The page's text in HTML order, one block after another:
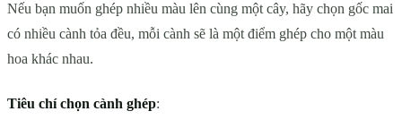
Nếu bạn muốn ghép nhiều màu lên cùng một cây, hãy chọn gốc mai
có nhiều cành tỏa đều, mỗi cành sẽ là một điểm ghép cho một màu
hoa khác nhau.
Tiêu chí chọn cành ghép: